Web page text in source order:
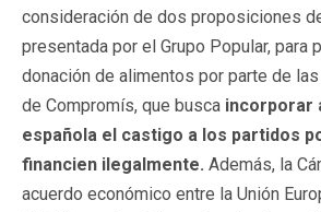
consideración de dos proposiciones
presentada por el Grupo Popular, para
donación de alimentos por parte de
de Compromís, que busca incorporar
española el castigo a los partidos
financien ilegalmente. Además, la
acuerdo económico entre la Unión